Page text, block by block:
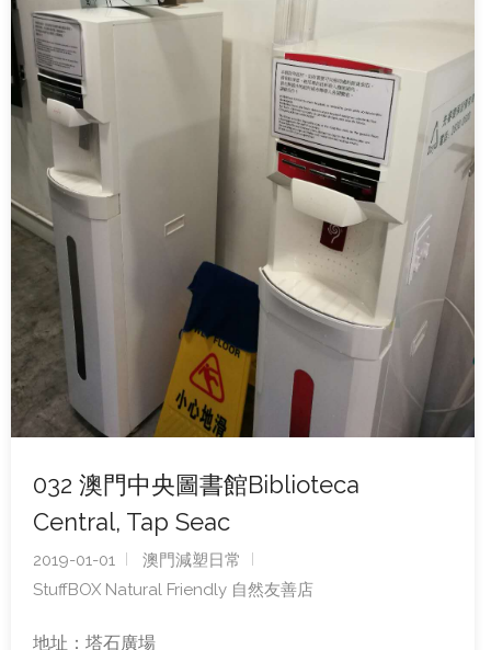
032 澳門中央圖書館Biblioteca
Central, Tap Seac
2019-01-01
澳門減塑日常
StuffBOX Natural Friendly 自然友善店
地址：塔石廣場